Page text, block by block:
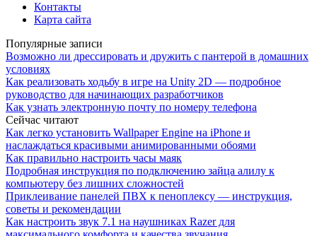
Контакты
Карта сайта
Популярные записи
Возможно ли дрессировать и дружить с пантерой в домашних
условиях
Как реализовать ходьбу в игре на Unity 2D — подробное
руководство для начинающих разработчиков
Как узнать электронную почту по номеру телефона
Сейчас читают
Как легко установить Wallpaper Engine на iPhone и
наслаждаться красивыми анимированными обоями
Как правильно настроить часы маяк
Подробная инструкция по подключению зайца алилу к
компьютеру без лишних сложностей
Приклеивание панелей ПВХ к пеноплексу — инструкция,
советы и рекомендации
Как настроить звук 7.1 на наушниках Razer для